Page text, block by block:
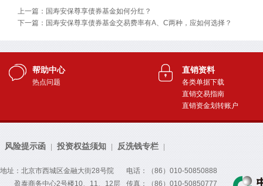
上一篇：国寿安保尊享债券基金如何分红？
下一篇：国寿安保尊享债券基金交易费率有A、C两种，应如何选择？
帮助中心
热点问题
直销资料
各类单据下载
直销交易指南
直销资金划转账户
风险提示函 投资权益须知 反洗钱专栏
地址：北京市西城区金融大街28号院
盈泰商务中心2号楼10、11、12层
电话：（86）010-50850888
传真：（86）010-50850777